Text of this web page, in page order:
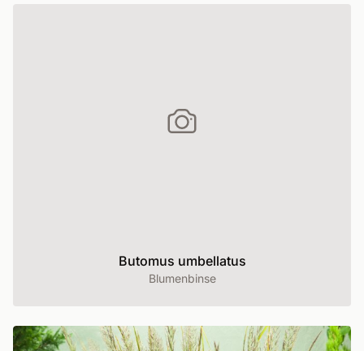
Butomus umbellatus
Blumenbinse